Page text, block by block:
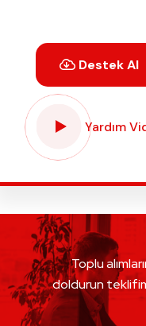
Destek Al
Yardım
Toplu
doldurun